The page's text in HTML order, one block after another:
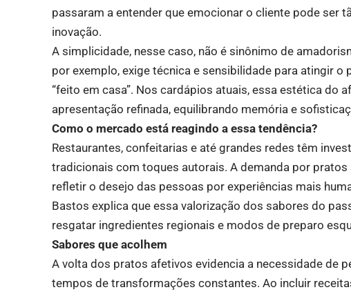
passaram a entender que emocionar o cliente pode ser
inovação.
A simplicidade, nesse caso, não é sinônimo de
por exemplo, exige técnica e sensibilidade para atingir
“feito em casa”. Nos cardápios atuais, essa estética do
apresentação refinada, equilibrando memória e
Como o mercado está reagindo a essa tendência?
Restaurantes, confeitarias e até grandes redes têm
tradicionais com toques autorais. A demanda por
refletir o desejo das pessoas por experiências mais
Bastos explica que essa valorização dos sabores do
resgatar ingredientes regionais e modos de preparo
Sabores que acolhem
A volta dos pratos afetivos evidencia a necessidade de
tempos de transformações constantes. Ao incluir